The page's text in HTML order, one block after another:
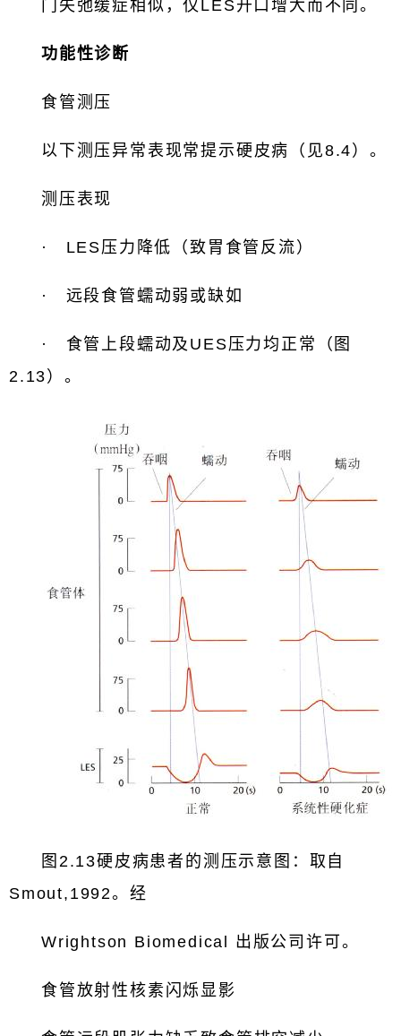
门失弛缓症相似，仅LES开口增大而不同。
功能性诊断
食管测压
以下测压异常表现常提示硬皮病（见8.4）。
测压表现
· LES压力降低（致胃食管反流）
· 远段食管蠕动弱或缺如
· 食管上段蠕动及UES压力均正常（图
2.13）。
图2.13硬皮病患者的测压示意图：取自
Smout,1992。经
Wrightson Biomedical 出版公司许可。
食管放射性核素闪烁显影